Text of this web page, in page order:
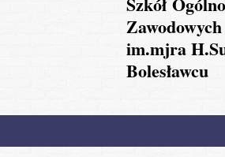
Zawodowych
im.mjra
Bolesławcu